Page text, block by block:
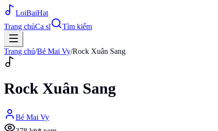
LoiBaiHat
Trang chủCa sĩ Tìm kiếm
Trang chủ/Bé Mai Vy/Rock Xuân Sang
Rock Xuân Sang
Bé Mai Vy